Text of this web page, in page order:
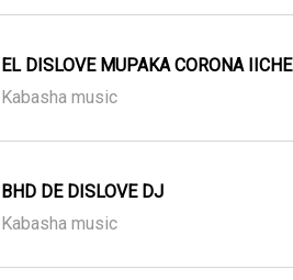
EL DISLOVE MUPAKA CORONA IICHE
Kabasha music
BHD DE DISLOVE DJ
Kabasha music